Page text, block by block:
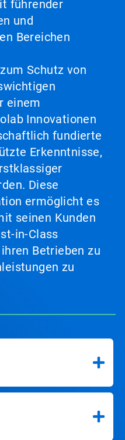
führender
und
Bereichen
Schutz von
einem
Innovationen
fundierte
Erkenntnisse,
Diese
ermöglicht es
seinen Kunden
in-Class
Betrieben zu
zu